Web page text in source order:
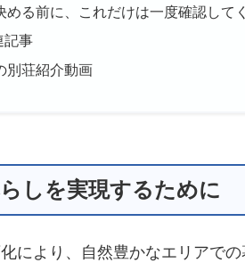
る前に、これだけは一度確認して
記事
別荘紹介動画
しを実現するために
により、自然豊かなエリアで